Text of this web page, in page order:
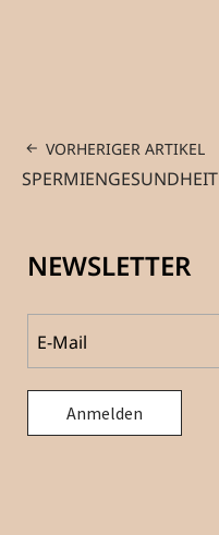
VORHERIGER ARTIKEL
SPERMIENGESUNDHEIT
NEWSLETTER